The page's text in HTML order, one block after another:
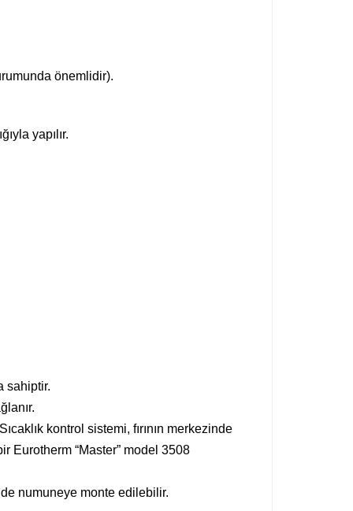
önemlidir).
yapılır.
sahiptir.
kontrol sistemi, fırının merkezinde
Eurotherm “Master” model 3508
numuneye monte edilebilir.